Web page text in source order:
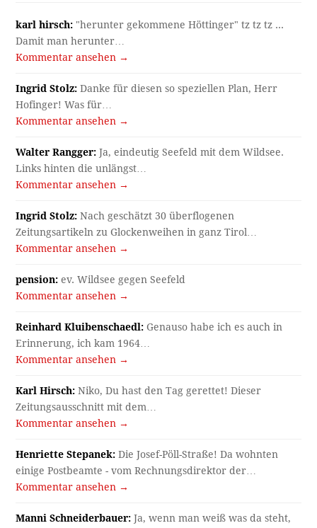
karl hirsch: "herunter gekommene Höttinger" tz tz tz ...
Damit man herunter…
Kommentar ansehen →
Ingrid Stolz: Danke für diesen so speziellen Plan, Herr
Hofinger! Was für…
Kommentar ansehen →
Walter Rangger: Ja, eindeutig Seefeld mit dem Wildsee.
Links hinten die unlängst…
Kommentar ansehen →
Ingrid Stolz: Nach geschätzt 30 überflogenen
Zeitungsartikeln zu Glockenweihen in ganz Tirol…
Kommentar ansehen →
pension: ev. Wildsee gegen Seefeld
Kommentar ansehen →
Reinhard Kluibenschaedl: Genauso habe ich es auch in
Erinnerung, ich kam 1964…
Kommentar ansehen →
Karl Hirsch: Niko, Du hast den Tag gerettet! Dieser
Zeitungsausschnitt mit dem…
Kommentar ansehen →
Henriette Stepanek: Die Josef-Pöll-Straße! Da wohnten
einige Postbeamte - vom Rechnungsdirektor der…
Kommentar ansehen →
Manni Schneiderbauer: Ja, wenn man weiß was da steht,